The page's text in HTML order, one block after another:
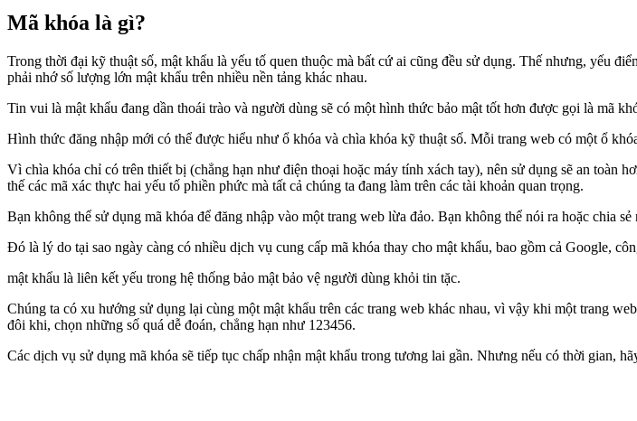
Mã khóa là gì?
Trong thời đại kỹ thuật số, mật khẩu là yếu tố quen thuộc mà bất cứ ai cũng đều sử dụng. Thế nhưng, yếu
phải nhớ số lượng lớn mật khẩu trên nhiều nền tảng khác nhau.
Tin vui là mật khẩu đang dần thoái trào và người dùng sẽ có một hình thức bảo mật tốt hơn được gọi là mã
Hình thức đăng nhập mới có thể được hiểu như ổ khóa và chìa khóa kỹ thuật số. Mỗi trang web có một ổ
Vì chìa khóa chỉ có trên thiết bị (chẳng hạn như điện thoại hoặc máy tính xách tay), nên sử dụng sẽ an toàn
thế các mã xác thực hai yếu tố phiền phức mà tất cả chúng ta đang làm trên các tài khoản quan trọng.
Bạn không thể sử dụng mã khóa để đăng nhập vào một trang web lừa đảo. Bạn không thể nói ra hoặc chia
Đó là lý do tại sao ngày càng có nhiều dịch vụ cung cấp mã khóa thay cho mật khẩu, bao gồm cả Google,
mật khẩu là liên kết yếu trong hệ thống bảo mật bảo vệ người dùng khỏi tin tặc.
Chúng ta có xu hướng sử dụng lại cùng một mật khẩu trên các trang web khác nhau, vì vậy khi một trang
đôi khi, chọn những số quá dễ đoán, chẳng hạn như 123456.
Các dịch vụ sử dụng mã khóa sẽ tiếp tục chấp nhận mật khẩu trong tương lai gần. Nhưng nếu có thời gian,